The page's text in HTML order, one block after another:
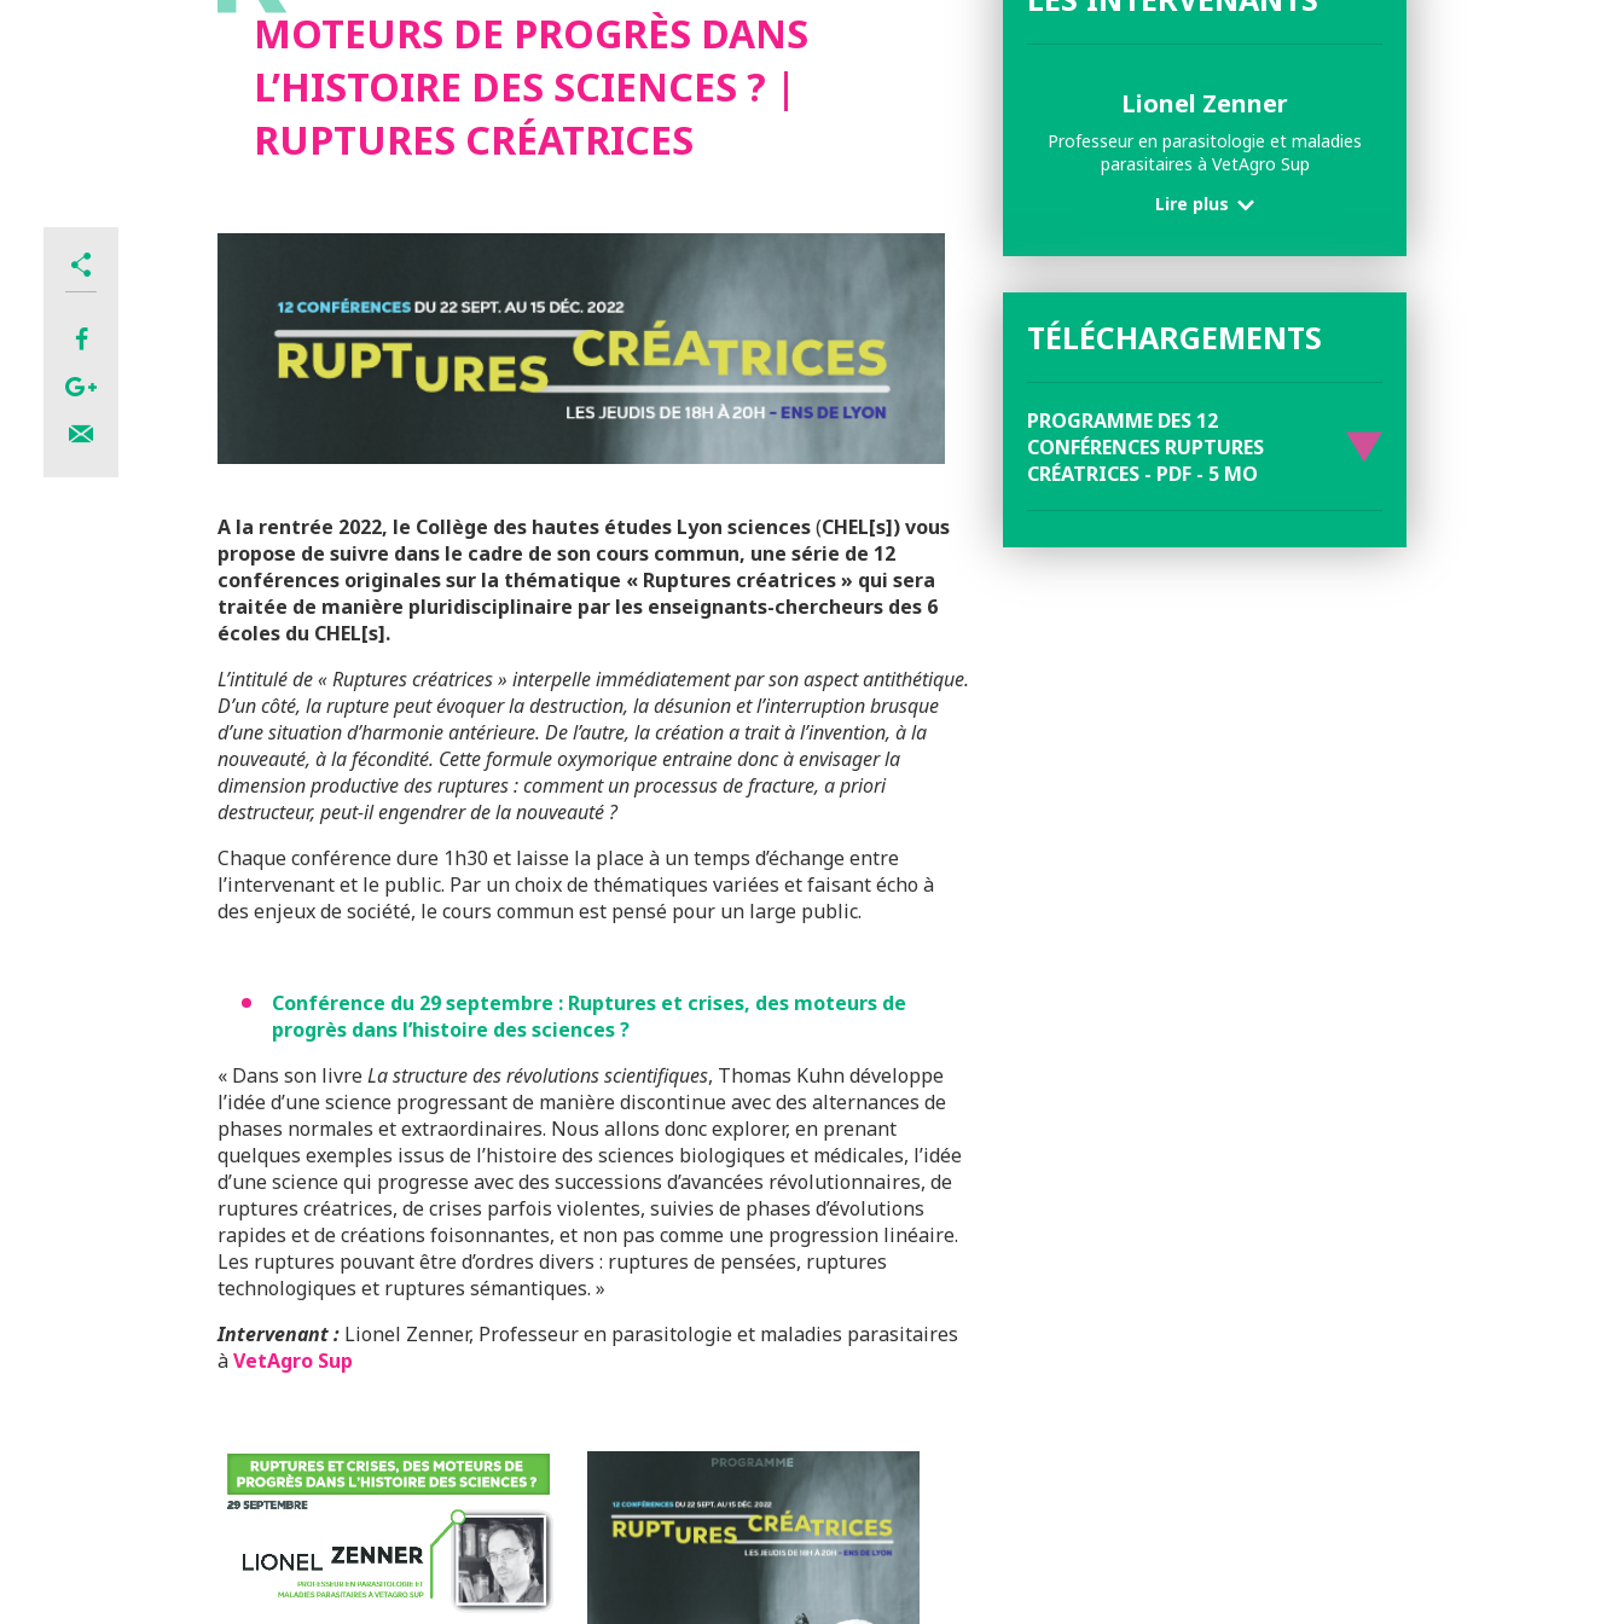
RUPTURES CRÉATRICES
MOTEURS DE PROGRÈS DANS
L’HISTOIRE DES SCIENCES ? |
RUPTURES CRÉATRICES
A la rentrée 2022, le Collège des hautes études Lyon sciences(CHEL[s]) vous
propose de suivre dans le cadre de son cours commun, une série de 12
conférences originales sur la thématique « Ruptures créatrices » qui sera
traitée de manière pluridisciplinaire par les enseignants-chercheurs des 6
écoles du CHEL[s].
L’intitulé de « Ruptures créatrices » interpelle immédiatement par son aspect antithétique.
D’un côté, la rupture peut évoquer la destruction, la désunion et l’interruption brusque
d’une situation d’harmonie antérieure. De l’autre, la création a trait à l’invention, à la
nouveauté, à la fécondité. Cette formule oxymorique entraine donc à envisager la
dimension productive des ruptures : comment un processus de fracture, a priori
destructeur, peut-il engendrer de la nouveauté ?
Chaque conférence dure 1h30 et laisse la place à un temps d’échange entre
l’intervenant et le public. Par un choix de thématiques variées et faisant écho à
des enjeux de société, le cours commun est pensé pour un large public.
Conférence du 29 septembre : Ruptures et crises, des moteurs de
progrès dans l’histoire des sciences ?
« Dans son livreLa structure des révolutions scientifiques, Thomas Kuhn développe
l’idée d’une science progressant de manière discontinue avec des alternances de
phases normales et extraordinaires. Nous allons donc explorer, en prenant
quelques exemples issus de l’histoire des sciences biologiques et médicales, l’idée
d’une science qui progresse avec des successions d’avancées révolutionnaires, de
ruptures créatrices, de crises parfois violentes, suivies de phases d’évolutions
rapides et de créations foisonnantes, et non pas comme une progression linéaire.
Les ruptures pouvant être d’ordres divers : ruptures de pensées, ruptures
technologiques et ruptures sémantiques. »
Intervenant : Lionel Zenner, Professeur en parasitologie et maladies parasitaires
àVetAgro Sup
Lionel Zenner
Professeur en parasitologie et maladies
parasitaires à VetAgro Sup
Lire plus
TÉLÉCHARGEMENTS
PROGRAMME DES 12
CONFÉRENCES RUPTURES
CRÉATRICES - PDF - 5 MO